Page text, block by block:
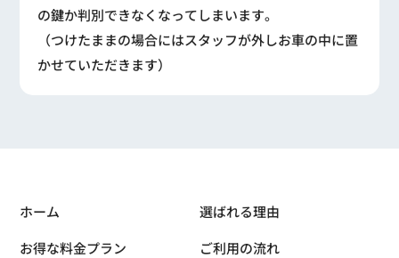
の鍵か判別できなくなってしまいます。
（つけたままの場合にはスタッフが外しお車の中に置
かせていただきます）
ホーム
選ばれる理由
お得な料金プラン
ご利用の流れ